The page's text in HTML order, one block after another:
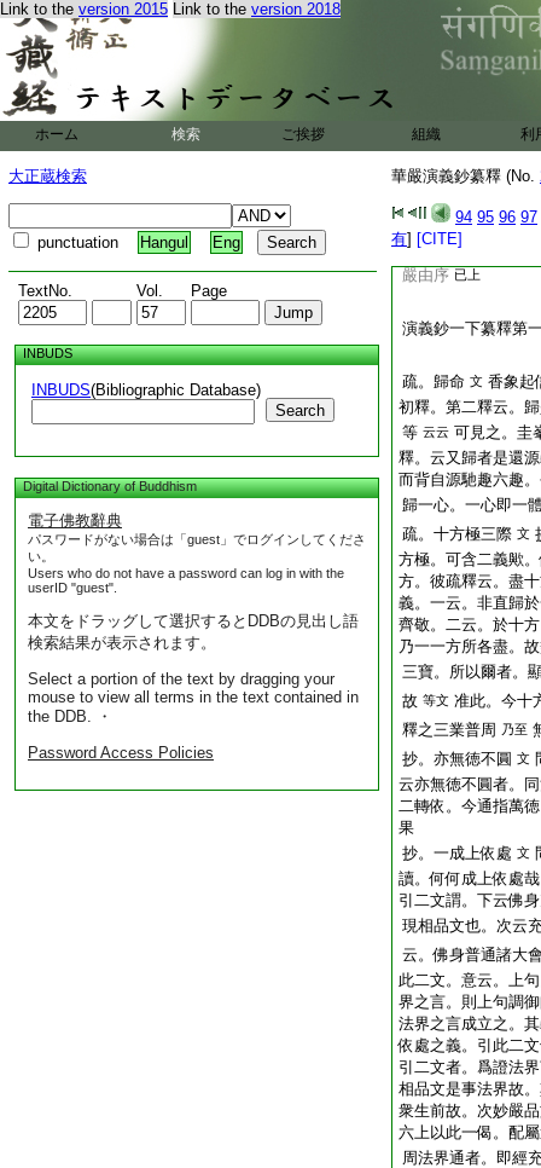
Link to the version 2015 Link to the version 2018
ホーム 検索 ご挨拶 組織 利
大正蔵検索
punctuation Hangul Eng
TextNo. Vol. Page
INBUDS
INBUDS(Bibliographic Database)
Search
Digital Dictionary of Buddhism
電子佛教辭典
パスワードがない場合は「guest」でログインしてくださ
い。
Users who do not have a password can log in with the
userID "guest".
本文をドラッグして選択するとDDBの見出し語
検索結果が表示されます。
Select a portion of the text by dragging your
mouse to view all terms in the text contained in
the DDB. ・
Password Access Policies
華嚴演義鈔纂釋 (No.
94 95 96 97
有] [CITE]
間嚴之相也 問。
云。所以長行諸王
意云。下妙
法門結偈頌。讃佛
嚴也 爲言 探玄記第
頌已法門
抄。用當諸經之序
云當乎 答。疏一下
初名序品。今明已
嚴由序 已上
演義鈔一下纂釋第
疏。歸命 文 香象起
初釋。第二釋云。
等 云云 可見之。圭
釋。云又歸者是還
而背自源馳趣六趣
歸一心。一心即一
疏。十方極三際 文
方極。可含二義歟
方。彼疏釋云。盡
義。一云。非直歸
齊敬。二云。於十
乃一一方所各盡。
三寶。所以爾者。
故 等文 准此。今十
釋之三業普周 乃至
抄。亦無徳不圓 文
云亦無徳不圓者。
二轉依。今通指萬
果
抄。一成上依處 文
讀。何何成上依處
引二文謂。下云佛
現相品文也。次云
云。佛身普通諸大
此二文。意云。上
界之言。則上句調
法界之言成立之。
依處之義。引此二
引二文者。爲證法
相品文是事法界故
衆生前故。次妙嚴
六上以此一偈。配
周法界通者。即經